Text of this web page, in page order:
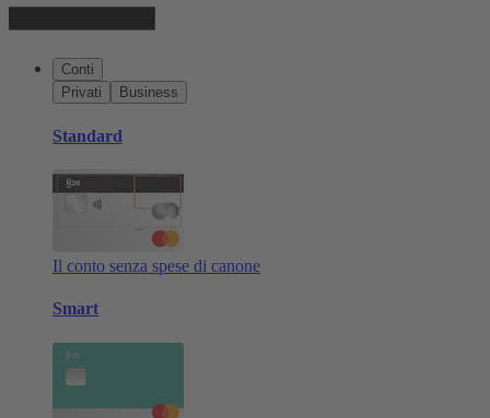
Conti
Privati
Business
Standard
Il conto senza spese di canone
Smart